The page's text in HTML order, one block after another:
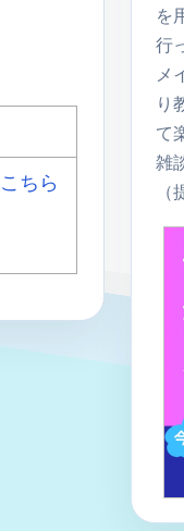
こちら
を
行
メ
り
て
雑